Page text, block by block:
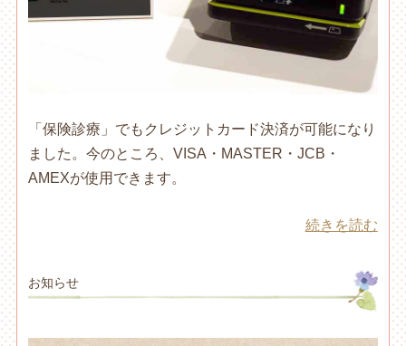
「保険診療」でもクレジットカード決済が可能になり
ました。今のところ、VISA・MASTER・JCB・
AMEXが使用できます。
続きを読む
お知らせ